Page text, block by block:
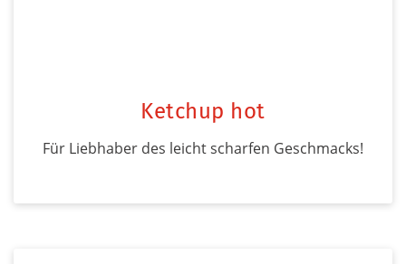
Ketchup hot
Für Liebhaber des leicht scharfen Geschmacks!